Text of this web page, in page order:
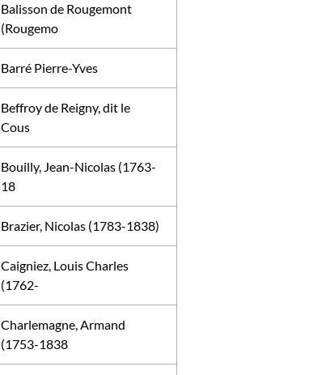
Balisson de Rougemont
(Rougemo
Barré Pierre-Yves
Beffroy de Reigny, dit le
Cous
Bouilly, Jean-Nicolas (1763-
18
Brazier, Nicolas (1783-1838)
Caigniez, Louis Charles
(1762-
Charlemagne, Armand
(1753-1838